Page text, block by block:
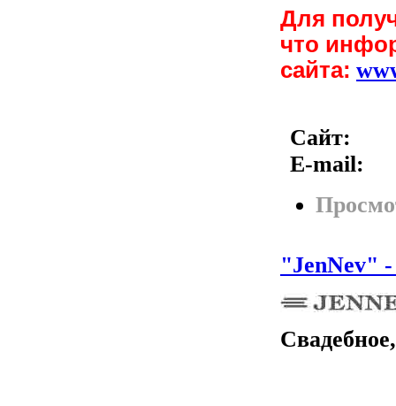
Для
что
сайта:
Сайт:
E-mail:
"JenNev" -